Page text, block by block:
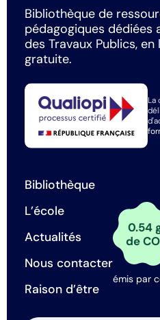
Bibliothèque de
pédagogiques dédiées
des Travaux Publics, en
gratuite.
La
Bibliothèque
L’école
Actualités
Nous contacter
Raison d’être
0.54
de CO
émis par